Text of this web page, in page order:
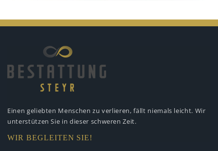
Einen geliebten Menschen zu verlieren, fällt niemals leicht. Wir
unterstützen Sie in dieser schweren Zeit.
WIR BEGLEITEN SIE!